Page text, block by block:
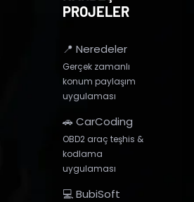
PROJELER
📍 Neredeler
Gerçek zamanlı
konum paylaşım
uygulaması
🚗 CarCoding
OBD2 araç teşhis &
kodlama
uygulaması
💻 BubiSoft